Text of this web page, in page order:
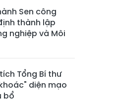
Sen công
thành lập
nghiệp và Môi
Tổng Bí thư
diện mạo
bổ